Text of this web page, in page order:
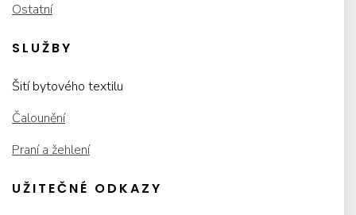
Ostatní
SLUŽBY
Šití bytového textilu
Čalounění
Praní a žehlení
UŽITEČNÉ ODKAZY